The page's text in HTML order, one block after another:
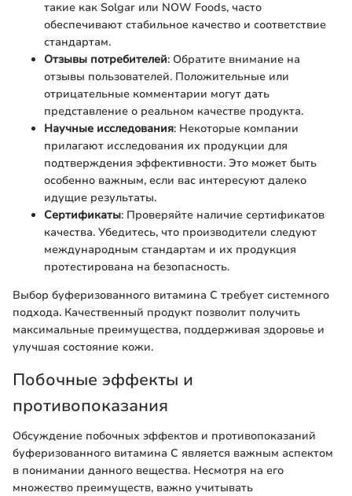
такие как Solgar или NOW Foods, часто
обеспечивают стабильное качество и соответствие
стандартам.
Отзывы потребителей: Обратите внимание на
отзывы пользователей. Положительные или
отрицательные комментарии могут дать
представление о реальном качестве продукта.
Научные исследования: Некоторые компании
прилагают исследования их продукции для
подтверждения эффективности. Это может быть
особенно важным, если вас интересуют далеко
идущие результаты.
Сертификаты: Проверяйте наличие сертификатов
качества. Убедитесь, что производители следуют
международным стандартам и их продукция
протестирована на безопасность.
Выбор буферизованного витамина C требует системного
подхода. Качественный продукт позволит получить
максимальные преимущества, поддерживая здоровье и
улучшая состояние кожи.
Побочные эффекты и
противопоказания
Обсуждение побочных эффектов и противопоказаний
буферизованного витамина C является важным аспектом
в понимании данного вещества. Несмотря на его
множество преимуществ, важно учитывать